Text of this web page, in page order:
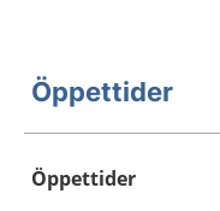
Öppettider
Öppettider